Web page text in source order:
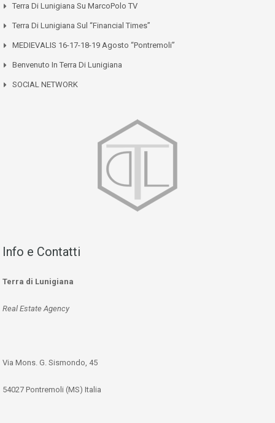
Terra Di Lunigiana Su MarcoPolo TV
Terra Di Lunigiana Sul “Financial Times”
MEDIEVALIS 16-17-18-19 Agosto “Pontremoli”
Benvenuto In Terra Di Lunigiana
SOCIAL NETWORK
Info e Contatti
Terra di Lunigiana
Real Estate Agency
Via Mons. G. Sismondo, 45
54027 Pontremoli (MS) Italia